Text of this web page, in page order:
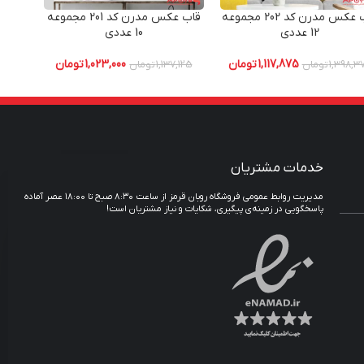
قاب عکس مدرن کد 202 مجموعه
12 عددی
تومان 1,117,875تومان
قاب عکس مدرن کد 201 مجموعه
10 عددی
1,137,125تومان 1,023,000تومان
خدمات مشتریان
مدیریت روابط عمومی فروشگاه روبان قرمز از ساعت ۸:۳۰ صبح تا ۱۸:۰۰ عصر آماده
پاسخگویی در زمینه‌ی پیگیری، شکایات و نیاز مشتریان است!